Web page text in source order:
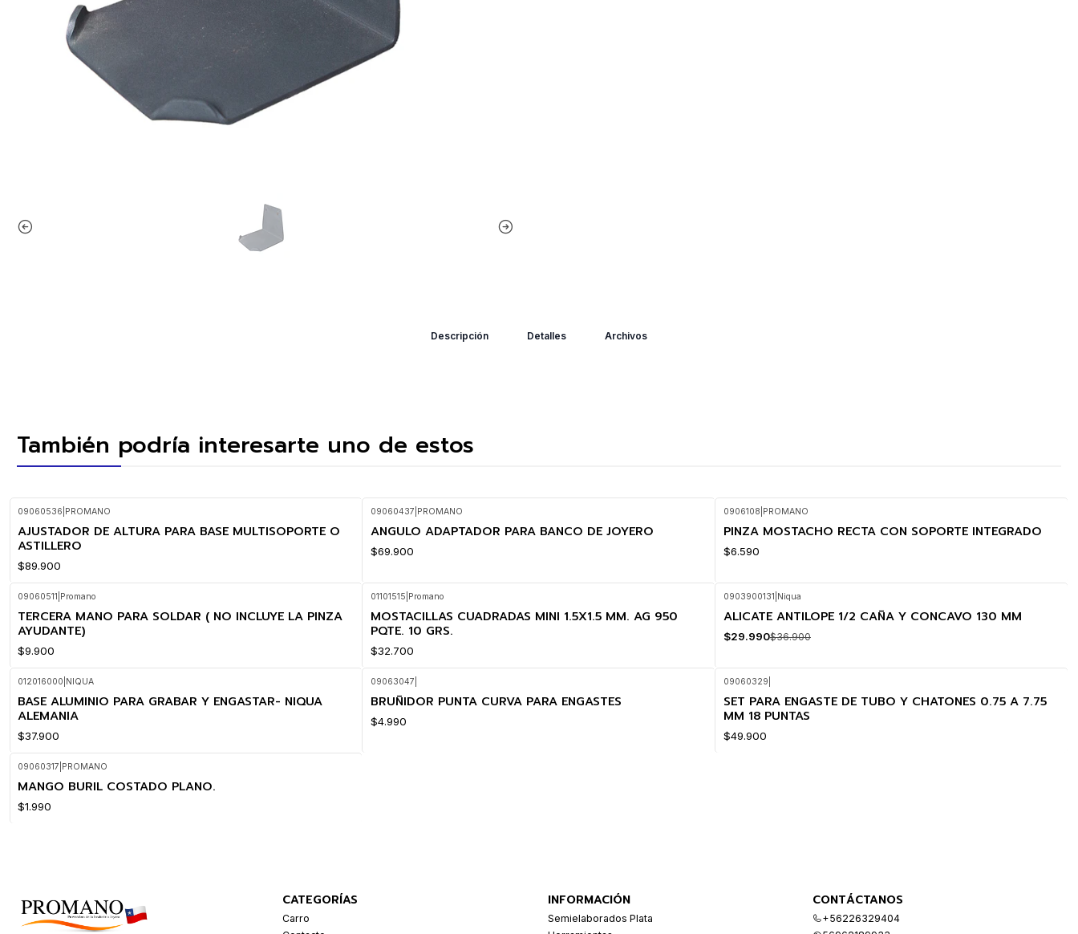
Descripción Detalles Archivos
También podría interesarte uno de estos
09060536 PROMANO
AJUSTADOR DE ALTURA PARA BASE MULTISOPORTE O
ASTILLERO
$89.900
09060437 PROMANO
ANGULO ADAPTADOR PARA BANCO DE JOYERO
$69.900
0906108 PROMANO
PINZA MOSTACHO RECTA CON SOPORTE INTEGRADO
$6.590
09060511 Promano
TERCERA MANO PARA SOLDAR ( NO INCLUYE LA PINZA
AYUDANTE)
$9.900
01101515 Promano
MOSTACILLAS CUADRADAS MINI 1.5X1.5 MM. AG 950
PQTE. 10 GRS.
$32.700
-19%
OFF
0903900131 Niqua
ALICATE ANTILOPE 1/2 CAÑA Y CONCAVO 130 MM
$29.990$36.900
012016000 NIQUA
BASE ALUMINIO PARA GRABAR Y ENGASTAR- NIQUA
ALEMANIA
$37.900
09063047
BRUÑIDOR PUNTA CURVA PARA ENGASTES
$4.990
09060329
SET PARA ENGASTE DE TUBO Y CHATONES 0.75 A 7.75
MM 18 PUNTAS
$49.900
09060317 PROMANO
MANGO BURIL COSTADO PLANO.
$1.990
CATEGORÍAS
Carro
INFORMACIÓN
Semielaborados Plata
CONTÁCTANOS
+56226329404